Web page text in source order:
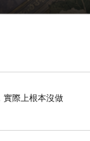
實際上根本沒做